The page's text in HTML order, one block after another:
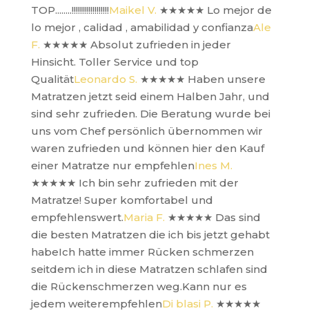
TOP........!!!!!!!!!!!!!!!!!!Maikel V. ★★★★★ Lo mejor de
lo mejor , calidad , amabilidad y confianzaAle
F. ★★★★★ Absolut zufrieden in jeder
Hinsicht. Toller Service und top
QualitätLeonardo S. ★★★★★ Haben unsere
Matratzen jetzt seid einem Halben Jahr, und
sind sehr zufrieden. Die Beratung wurde bei
uns vom Chef persönlich übernommen wir
waren zufrieden und können hier den Kauf
einer Matratze nur empfehlenInes M.
★★★★★ Ich bin sehr zufrieden mit der
Matratze! Super komfortabel und
empfehlenswert.Maria F. ★★★★★ Das sind
die besten Matratzen die ich bis jetzt gehabt
habeIch hatte immer Rücken schmerzen
seitdem ich in diese Matratzen schlafen sind
die Rückenschmerzen weg.Kann nur es
jedem weiterempfehlenDi blasi P. ★★★★★